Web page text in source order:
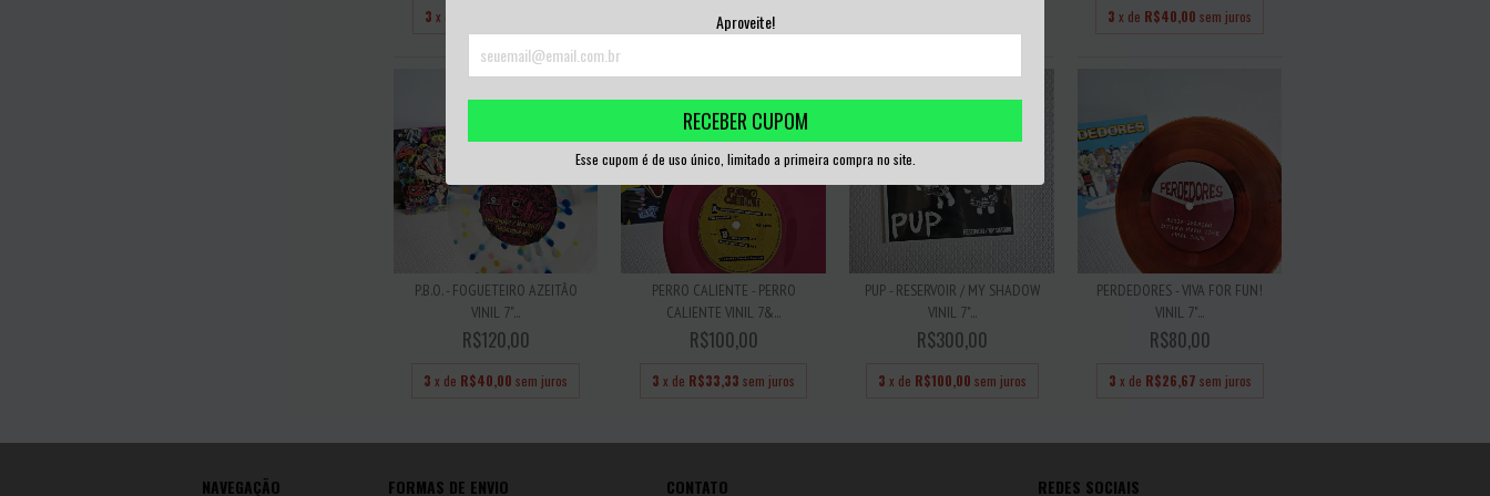
Aproveite!
RECEBER CUPOM
Esse cupom é de uso único, limitado a primeira compra no site.
3 x de R$40,00sem juros 3 x de R$40,00 sem juros
P.B.O. - FOGUETEIRO AZEITÃO
VINIL 7"...
R$120,00
3 x de R$40,00 sem juros
PERRO CALIENTE - PERRO
CALIENTE VINIL 7&...
R$100,00
3 x de R$33,33 sem juros
PUP - RESERVOIR / MY SHADOW
VINIL 7"...
R$300,00
3 x de R$100,00 sem juros
PERDEDORES - VIVA FOR FUN!
VINIL 7"...
R$80,00
3 x de R$26,67 sem juros
NAVEGAÇÃO FORMAS DE ENVIO CONTATO REDES SOCIAIS